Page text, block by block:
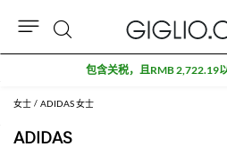
女士 ADIDAS 女士
ADIDAS
折扣专区额外